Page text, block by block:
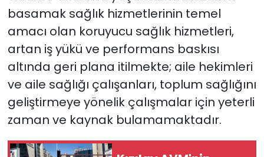
basamak sağlık hizmetlerinin temel
amacı olan koruyucu sağlık hizmetleri,
artan iş yükü ve performans baskısı
altında geri plana itilmekte; aile hekimleri
ve aile sağlığı çalışanları, toplum sağlığını
geliştirmeye yönelik çalışmalar için yeterli
zaman ve kaynak bulamamaktadır.